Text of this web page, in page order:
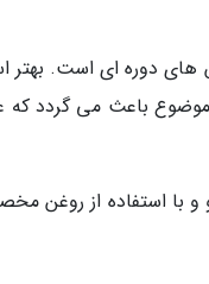
دوره ای است. بهتر
باعث می گردد که
استفاده از روغن